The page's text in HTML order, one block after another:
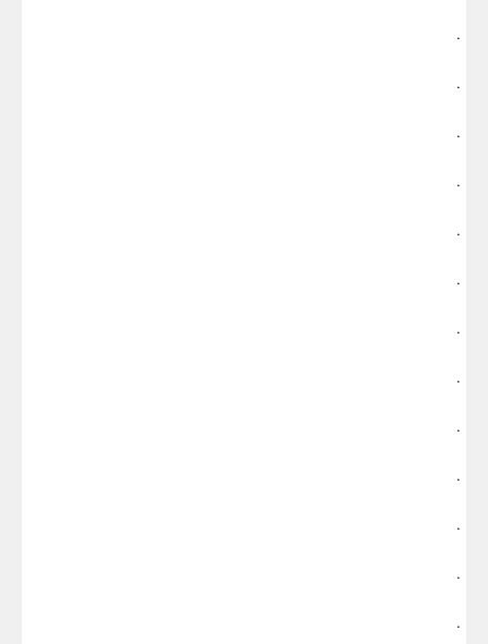
.
.
.
.
.
.
.
.
.
.
.
.
.